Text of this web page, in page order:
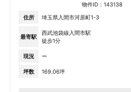
物件ID：143138
住所
埼玉県入間市河原町1-3
最寄駅
西武池袋線入間市駅
徒歩1分
現況 ー
坪数 169.06坪